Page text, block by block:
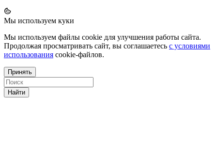
Мы используем куки
Мы используем файлы cookie для улучшения работы сайта.
Продолжая просматривать сайт, вы соглашаетесь с условиями
использования cookie-файлов.
Принять
Найти